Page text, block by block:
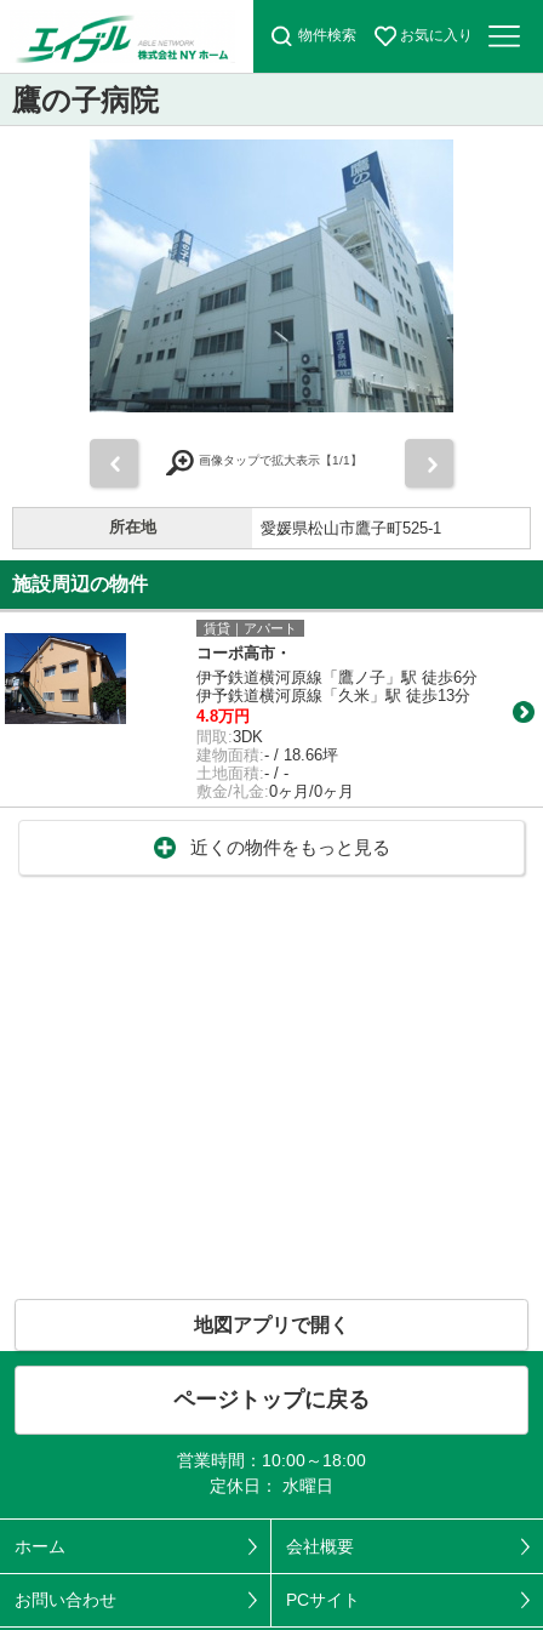
物件検索 お気に入り
鷹の子病院
画像タップで拡大表示【1/1】
所在地 愛媛県松山市鷹子町525-1
施設周辺の物件
賃貸｜アパート
コーポ高市・
伊予鉄道横河原線「鷹ノ子」駅 徒歩6分
伊予鉄道横河原線「久米」駅 徒歩13分
4.8万円
間取:3DK
建物面積:- / 18.66坪
土地面積:- / -
敷金/礼金:0ヶ月/0ヶ月
近くの物件をもっと見る
地図アプリで開く
ページトップに戻る
営業時間：10:00～18:00
定休日： 水曜日
ホーム 会社概要
お問い合わせ PCサイト